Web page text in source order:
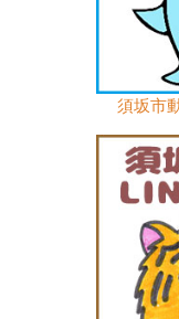
須坂市